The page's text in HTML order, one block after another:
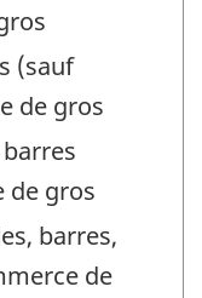
(sauf
de gros
de gros
barres,
de